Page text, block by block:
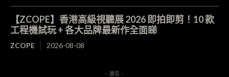
【ZCOPE】香港高級視聽展 2026 即拍即剪！10 款
工程機試玩 + 各大品牌最新作全面睇
ZCOPE 2026-08-08
- 廣告 -